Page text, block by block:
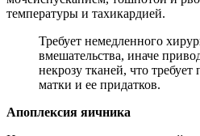
температуры и тахикардией.
Требует немедленного
вмешательства, иначе
некрозу тканей, что требует
матки и ее придатков.
Апоплексия яичника